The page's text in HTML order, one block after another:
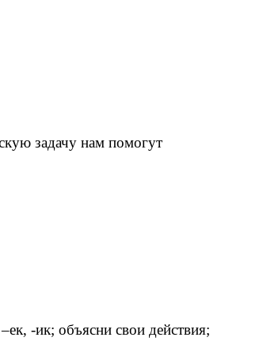
задачу нам помогут
-ик; объясни свои действия;